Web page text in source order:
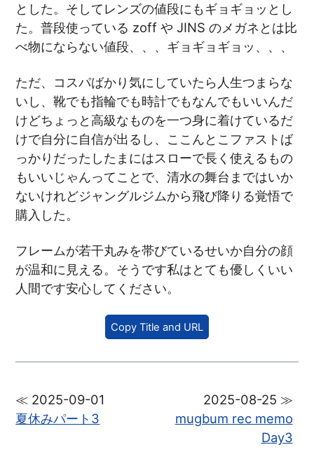
とした。そしてレンズの値段にもギョギョッとし
た。普段使っている zoff や JINS のメガネとは比
べ物にならない値段、、、ギョギョギョッ、、、
ただ、コスパばかり気にしていたら人生つまらな
いし、靴でも指輪でも時計でもなんでもいいんだ
けどちょっと高級なものを一つ身に着けているだ
けで自分に自信が出るし、ここんとこファストば
っかりだったしたまにはスローで長く使えるもの
もいいじゃんってことで、清水の舞台まではいか
ないけれどジャングルジムから飛び降りる覚悟で
購入した。
フレームが若干丸みを帯びているせいか自分の顔
が温和に見える。そうです私はとても優しくいい
人間です安心してください。
Copy Title and URL
≪ 2025-09-01
夏休みパート3
2025-08-25 ≫
mugbum rec memo
Day3